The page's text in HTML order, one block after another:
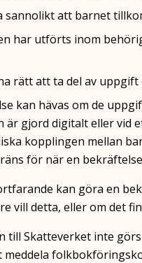
sannolikt att barnet
har utförts inom
rätt att ta del av
kan hävas om de
är gjord digitalt eller vid
kopplingen mellan
för när en
kan göra en
vill detta, eller om det
till Skatteverket inte
meddela